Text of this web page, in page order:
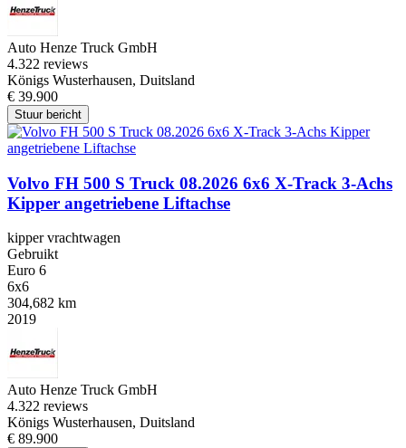
Auto Henze Truck GmbH
4.322 reviews
Königs Wusterhausen, Duitsland
€ 39.900
Stuur bericht
Volvo FH 500 S Truck 08.2026 6x6 X-Track 3-Achs
Kipper angetriebene Liftachse
kipper vrachtwagen
Gebruikt
Euro 6
6x6
304,682 km
2019
Auto Henze Truck GmbH
4.322 reviews
Königs Wusterhausen, Duitsland
€ 89.900